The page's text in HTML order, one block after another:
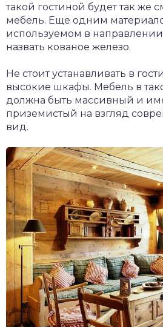
такой гостиной будет так же
мебель. Еще одним
используемом в
назвать кованое железо.
Не стоит устанавливать в
высокие шкафы. Мебель в
должна быть массивный и
приземистый на взгляд
вид.